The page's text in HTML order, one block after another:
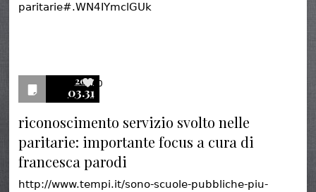
paritarie#.WN4IYmclGUk
2017
03.31
0
riconoscimento servizio svolto nelle
paritarie: importante focus a cura di
francesca parodi
http://www.tempi.it/sono-scuole-pubbliche-piu-